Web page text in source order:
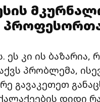
კი ის ბაზარია,
პრობლემა,
გავაკეთეთ
დიდი